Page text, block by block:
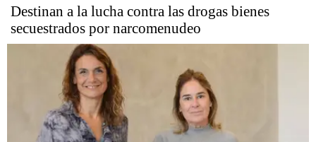
Destinan a la lucha contra las drogas bienes
secuestrados por narcomenudeo